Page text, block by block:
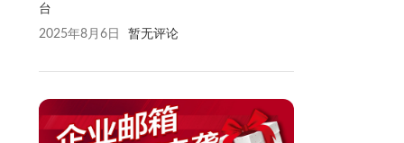
台
2025年8月6日 暂无评论